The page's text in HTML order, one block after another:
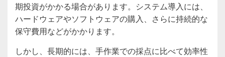
期投資がかかる場合があります。システム導入には、
ハードウェアやソフトウェアの購入、さらに持続的な
保守費用などがかかります。
しかし、長期的には、手作業での採点に比べて効率性